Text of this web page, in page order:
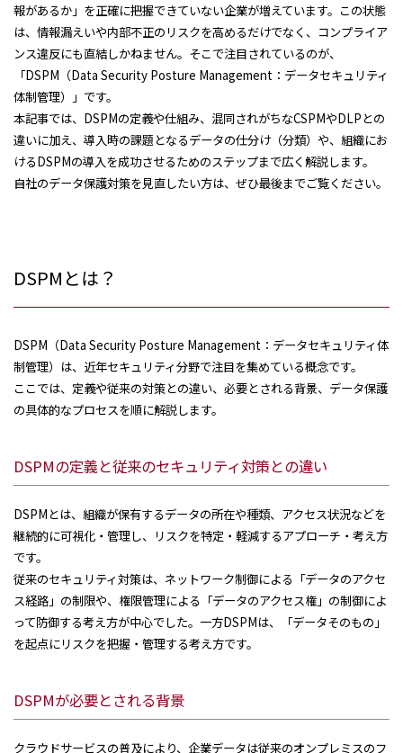
報があるか」を正確に把握できていない企業が増えています。この状態
は、情報漏えいや内部不正のリスクを高めるだけでなく、コンプライア
ンス違反にも直結しかねません。そこで注目されているのが、
「DSPM（Data Security Posture Management：データセキュリティ
体制管理）」です。
本記事では、DSPMの定義や仕組み、混同されがちなCSPMやDLPとの
違いに加え、導入時の課題となるデータの仕分け（分類）や、組織にお
けるDSPMの導入を成功させるためのステップまで広く解説します。
自社のデータ保護対策を見直したい方は、ぜひ最後までご覧ください。
DSPMとは？
DSPM（Data Security Posture Management：データセキュリティ体
制管理）は、近年セキュリティ分野で注目を集めている概念です。
ここでは、定義や従来の対策との違い、必要とされる背景、データ保護
の具体的なプロセスを順に解説します。
DSPMの定義と従来のセキュリティ対策との違い
DSPMとは、組織が保有するデータの所在や種類、アクセス状況などを
継続的に可視化・管理し、リスクを特定・軽減するアプローチ・考え方
です。
従来のセキュリティ対策は、ネットワーク制御による「データのアクセ
ス経路」の制限や、権限管理による「データのアクセス権」の制御によ
って防御する考え方が中心でした。一方DSPMは、「データそのもの」
を起点にリスクを把握・管理する考え方です。
DSPMが必要とされる背景
クラウドサービスの普及により、企業データは従来のオンプレミスのフ